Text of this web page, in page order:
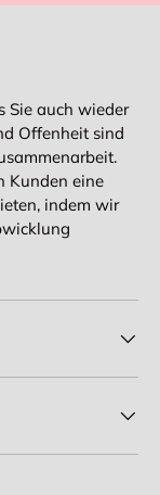
Sie auch wieder
Offenheit sind
Kunden eine
indem wir